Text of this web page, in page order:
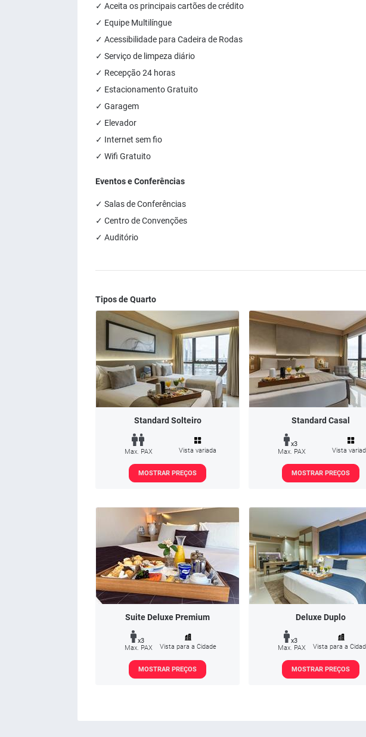
✓ Aceita os principais cartões de crédito
✓ Equipe Multilíngue
✓ Acessibilidade para Cadeira de Rodas
✓ Serviço de limpeza diário
✓ Recepção 24 horas
✓ Estacionamento Gratuito
✓ Garagem
✓ Elevador
✓ Internet sem fio
✓ Wifi Gratuito
Eventos e Conferências
✓ Salas de Conferências
✓ Centro de Convenções
✓ Auditório
Tipos de Quarto
Standard Solteiro
Max. PAX Vista variada
MOSTRAR PREÇOS
Standard Casal
x3
Max. PAX
Vista
MOSTRAR PREÇOS
Suite Deluxe Premium
x3
Max. PAX
Vista para a Cidade
MOSTRAR PREÇOS
Deluxe Duplo
x3
Max. PAX
Vista para a
MOSTRAR PREÇOS